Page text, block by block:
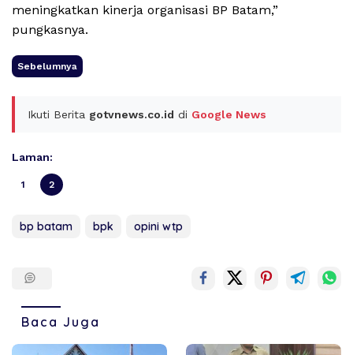
meningkatkan kinerja organisasi BP Batam,”
pungkasnya.
Sebelumnya
Ikuti Berita gotvnews.co.id di Google News
Laman:
1 2
bp batam bpk opini wtp
Baca Juga